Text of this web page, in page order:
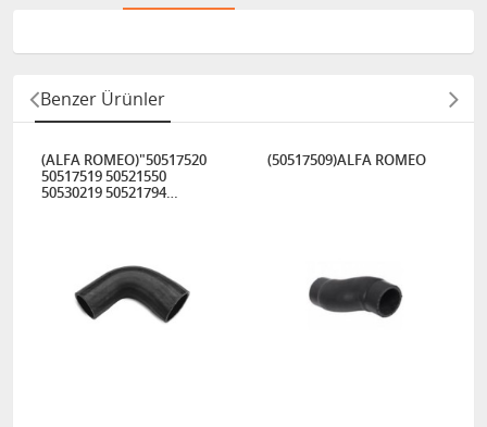
Benzer Ürünler
(ALFA ROMEO)"50517520
50517519 50521550
50530219 50521794
(50517509)ALFA ROMEO